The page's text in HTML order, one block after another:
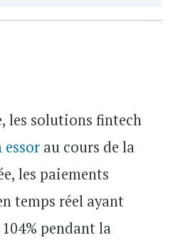
les solutions fintech
au cours de la
les paiements
temps réel ayant
pendant la